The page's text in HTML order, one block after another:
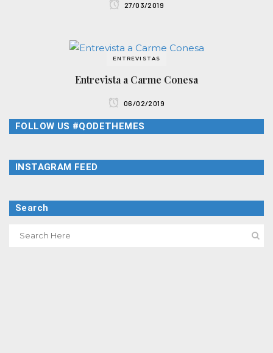
27/03/2019
ENTREVISTAS
Entrevista a Carme Conesa
06/02/2019
FOLLOW US #QODETHEMES
INSTAGRAM FEED
Search